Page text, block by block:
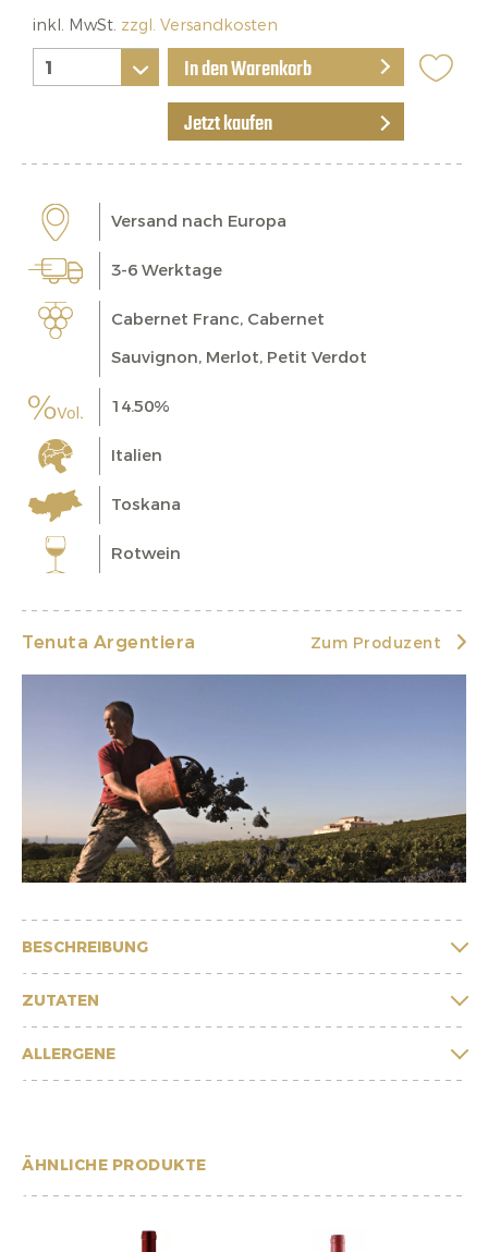
inkl. MwSt. zzgl. Versandkosten
In den Warenkorb
Jetzt kaufen
Versand nach Europa
3-6 Werktage
Cabernet Franc, Cabernet
Sauvignon, Merlot, Petit Verdot
14.50%
Italien
Toskana
Rotwein
Tenuta Argentiera Zum Produzent
BESCHREIBUNG
ZUTATEN
ALLERGENE
ÄHNLICHE PRODUKTE